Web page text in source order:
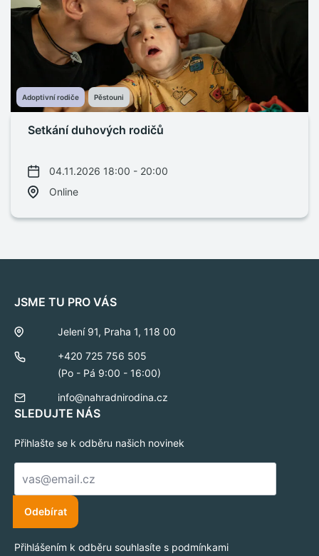
Adoptivní rodiče Pěstouni
Setkání duhových rodičů
04.11.2026 18:00 - 20:00
Online
JSME TU PRO VÁS
Jelení 91, Praha 1, 118 00
+420 725 756 505
(Po - Pá 9:00 - 16:00)
info@nahradnirodina.cz
SLEDUJTE NÁS
Přihlašte se k odběru našich novinek
E-
mail
Odebírat
Přihlášením k odběru souhlasíte s podmínkami